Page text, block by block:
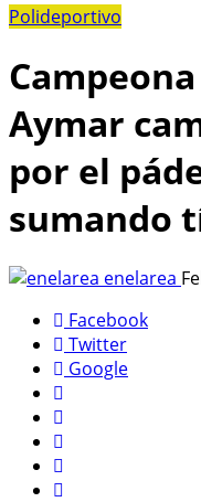
Polideportivo
Aymar
por el
sumando
enelarea
Facebook
Twitter
Google